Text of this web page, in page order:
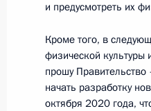
и предусмотреть их
Кроме того, в
физической культуры
прошу
начать разработку
октября 2020 года,